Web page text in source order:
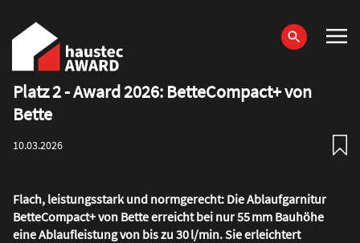
Inhalt
Haupt-
Navigation
Platz 2 - Award 2026: BetteCompact+ von
Bette
10.03.2026
Flach, leistungsstark und normgerecht: Die Ablaufgarnitur
BetteCompact+ von Bette erreicht bei nur 55 mm Bauhöhe
eine Ablaufleistung von bis zu 30 l/min. Sie erleichtert